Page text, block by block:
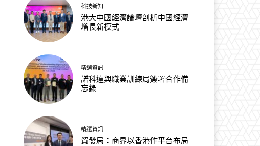
科技新知
港大中國經濟論壇剖析中國經濟
增長新模式
精選資訊
諾科達與職業訓練局簽署合作備
忘錄
精選資訊
貿發局：商界以香港作平台布局